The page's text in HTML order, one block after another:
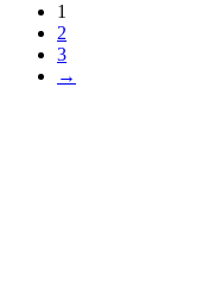
1
2
3
→